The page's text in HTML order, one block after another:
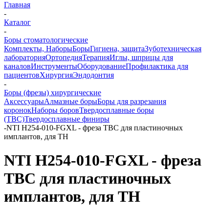
Главная
-
Каталог
-
Боры стоматологические
Комплекты, НаборыБорыГигиена, защитаЗуботехническая
лабораторияОртопедияТерапияИглы, шприцы для
каналовИнструментыОборудованиеПрофилактика для
пациентовХирургияЭндодонтия
-
Боры (фрезы) хирургические
АксессуарыАлмазные борыБоры для разрезания
коронокНаборы боровТвердосплавные боры
(ТВС)Твердосплавные финиры
-NTI H254-010-FGXL - фреза ТВС для пластиночных
имплантов, для ТН
NTI H254-010-FGXL - фреза
ТВС для пластиночных
имплантов, для ТН